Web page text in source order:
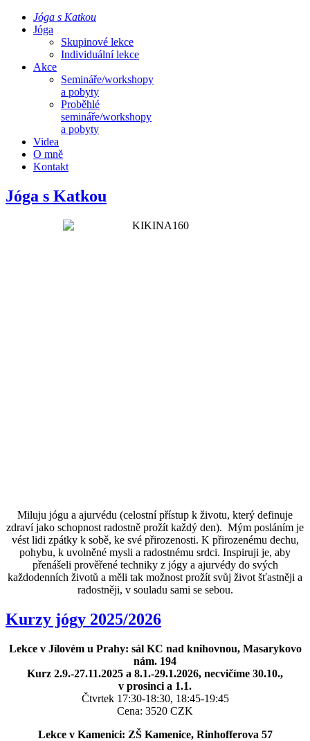
Jóga s Katkou
Jóga
Skupinové lekce
Individuální lekce
Akce
Semináře/workshopy
a pobyty
Proběhlé
semináře/workshopy
a pobyty
Videa
O mně
Kontakt
Jóga s Katkou
Miluju jógu a ajurvédu (celostní přístup k životu, který definuje
zdraví jako schopnost radostně prožít každý den). Mým posláním je
vést lidi zpátky k sobě, ke své přirozenosti. K přirozenému dechu,
pohybu, k uvolněné mysli a radostnému srdci. Inspiruji je, aby
přenášeli prověřené techniky z jógy a ajurvédy do svých
každodenních životů a měli tak možnost prožít svůj život šťastněji a
radostněji, v souladu sami se sebou.
Kurzy jógy 2025/2026
Lekce v Jílovém u Prahy: sál KC nad knihovnou, Masarykovo
nám. 194
Kurz 2.9.-27.11.2025 a 8.1.-29.1.2026, necvičíme 30.10.,
v prosinci a 1.1.
Čtvrtek 17:30-18:30, 18:45-19:45
Cena: 3520 CZK
Lekce v Kamenici: ZŠ Kamenice, Rinhofferova 57